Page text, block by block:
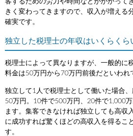
きく変わってきますので、収入が増える
確実です。
独立した税理士の年収はいくらくら
税理士によって異なりますが、一般的に
料金は50万円から70万円前後だといわれ
独立して1人で税理士として働いた場合
50万円。10件で500万円、20件で1,000
ます。集客できなければ独立しても高収
に成功すれば驚くほどの高収入を得るこ
す。